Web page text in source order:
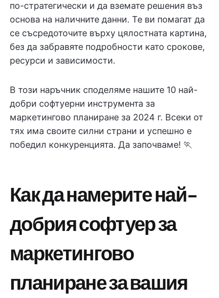
по-стратегически и да вземате решения въз
основа на наличните данни. Те ви помагат да
се съсредоточите върху цялостната картина,
без да забравяте подробности като срокове,
ресурси и зависимости.
В този наръчник споделяме нашите 10 най-
добри софтуерни инструмента за
маркетингово планиране за 2024 г. Всеки от
тях има своите силни страни и успешно е
победил конкуренцията. Да започваме! 🏃
Как да намерите най-
добрия софтуер за
маркетингово
планиране за вашия